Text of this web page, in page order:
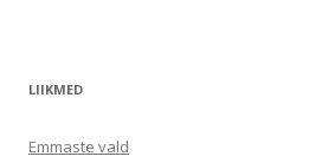
LIIKMED
Emmaste vald